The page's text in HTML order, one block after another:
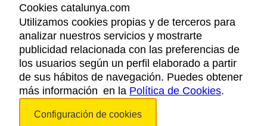
AVISO LEGAL
POLÍTICA DE PRIVACIDAD
COOKIES
ACCESSIBILIDAD
Copyright © 2026. Agencia Catalana de Turismo. Todos los derechos
Cookies catalunya.com
Utilizamos cookies propias y de terceros para
analizar nuestros servicios y mostrarte
publicidad relacionada con las preferencias de
los usuarios según un perfil elaborado a partir
de sus hábitos de navegación. Puedes obtener
más información en la Política de Cookies.
Configuración de cookies